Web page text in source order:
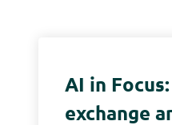
AI in
exchange